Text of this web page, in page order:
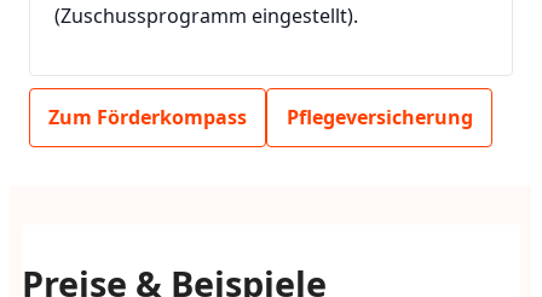
(Zuschussprogramm eingestellt).
Zum Förderkompass Pflegeversicherung
Preise & Beispiele